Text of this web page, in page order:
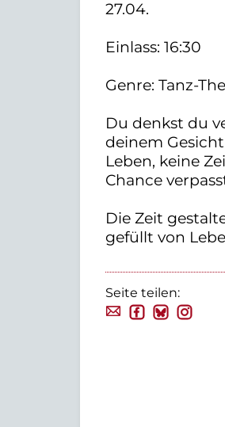
27.04.
Einlass: 16:30
Genre: Tanz-
Du denkst du
deinem
Leben, keine
Chance
Die Zeit
gefüllt von
Seite teilen: